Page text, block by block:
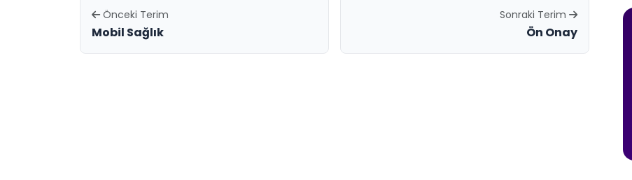
Önceki Terim
Mobil Sağlık
Sonraki Terim
Ön Onay